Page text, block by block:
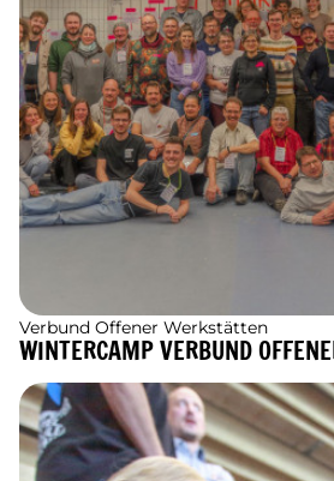
Verbund Offener Werkstätten
WINTERCAMP VERBUND